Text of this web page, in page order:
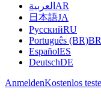
العربية AR
日本語JA
РусскийRU
Português (BR)BR
EspañolES
DeutschDE
AnmeldenKostenlos